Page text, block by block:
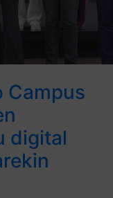
Campus
digital